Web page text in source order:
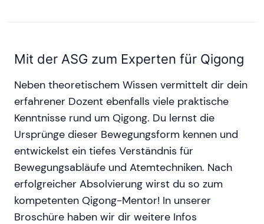
Mit der ASG zum Experten für Qigong
Neben theoretischem Wissen vermittelt dir dein
erfahrener Dozent ebenfalls viele praktische
Kenntnisse rund um Qigong. Du lernst die
Ursprünge dieser Bewegungsform kennen und
entwickelst ein tiefes Verständnis für
Bewegungsabläufe und Atemtechniken. Nach
erfolgreicher Absolvierung wirst du so zum
kompetenten Qigong-Mentor! In unserer
Broschüre haben wir dir weitere Infos